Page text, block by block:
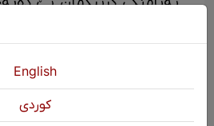
دەخولقێتەوە. هەروەها
دەچێتە دەرەوە،
دەگەڕێت. کە دێتەوە ماڵەوە
ئەم زبڵەت کۆ
English
كوردی